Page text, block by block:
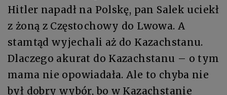
Hitler napadł na Polskę, pan Salek uciekł
z żoną z Częstochowy do Lwowa. A
stamtąd wyjechali aż do Kazachstanu.
Dlaczego akurat do Kazachstanu – o tym
mama nie opowiadała. Ale to chyba nie
był dobry wybór, bo w Kazachstanie